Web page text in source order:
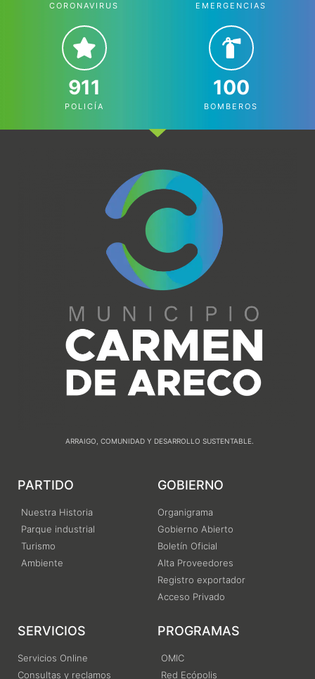
CORONAVIRUS EMERGENCIAS
911
POLICÍA
100
BOMBEROS
ARRAIGO, COMUNIDAD Y DESARROLLO SUSTENTABLE.
PARTIDO
Nuestra Historia
Parque industrial
Turismo
Ambiente
GOBIERNO
Organigrama
Gobierno Abierto
Boletín Oficial
Alta Proveedores
Registro exportador
Acceso Privado
SERVICIOS
Servicios Online
Consultas y reclamos
PROGRAMAS
OMIC
Red Ecópolis